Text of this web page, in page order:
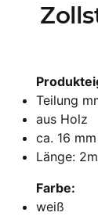
Teilung
aus Holz
ca. 16
Länge: 2m
Farbe:
weiß